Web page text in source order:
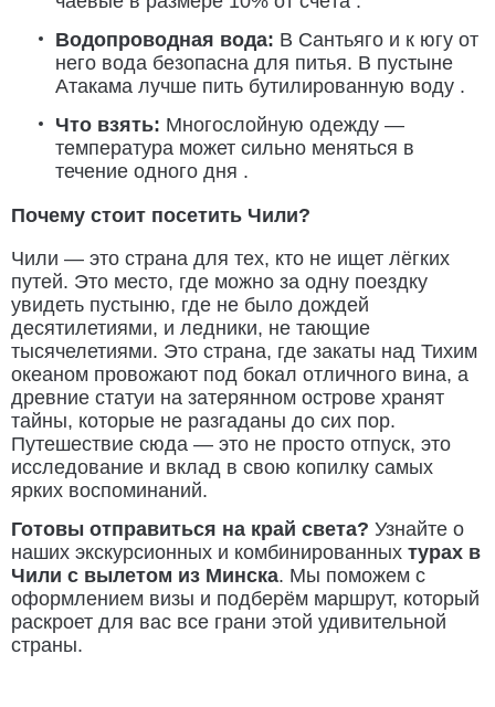
Водопроводная вода: В Сантьяго и к югу от
него вода безопасна для питья. В пустыне
Атакама лучше пить бутилированную воду .
Что взять: Многослойную одежду —
температура может сильно меняться в
течение одного дня .
Почему стоит посетить Чили?
Чили — это страна для тех, кто не ищет лёгких
путей. Это место, где можно за одну поездку
увидеть пустыню, где не было дождей
десятилетиями, и ледники, не тающие
тысячелетиями. Это страна, где закаты над Тихим
океаном провожают под бокал отличного вина, а
древние статуи на затерянном острове хранят
тайны, которые не разгаданы до сих пор.
Путешествие сюда — это не просто отпуск, это
исследование и вклад в свою копилку самых
ярких воспоминаний.
Готовы отправиться на край света? Узнайте о
наших экскурсионных и комбинированных турах в
Чили с вылетом из Минска. Мы поможем с
оформлением визы и подберём маршрут, который
раскроет для вас все грани этой удивительной
страны.